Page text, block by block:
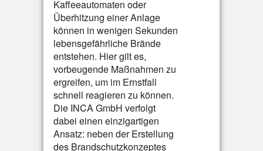
Kaffeeautomaten oder
Überhitzung einer Anlage
können in wenigen Sekunden
lebensgefährliche Brände
entstehen. Hier gilt es,
vorbeugende Maßnahmen zu
ergreifen, um im Ernstfall
schnell reagieren zu können.
Die INCA GmbH verfolgt
dabei einen einzigartigen
Ansatz: neben der Erstellung
des Brandschutzkonzeptes